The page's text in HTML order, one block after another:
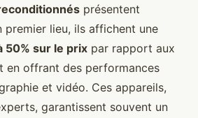
présentent
premier lieu, ils affichent une
50% sur le prix par rapport aux
en offrant des performances
et vidéo. Ces appareils,
garantissent souvent un